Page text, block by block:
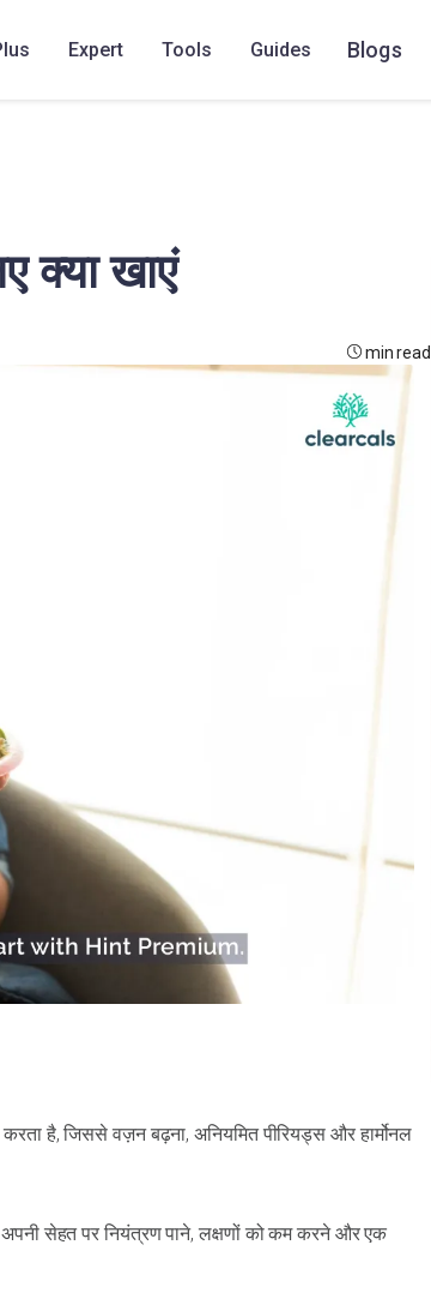
Expert Tools Guides Blogs
क्या खाएं
min read
है, जिससे वज़न बढ़ना, अनियमित पीरियड्स और हार्मोनल
सेहत पर नियंत्रण पाने, लक्षणों को कम करने और एक